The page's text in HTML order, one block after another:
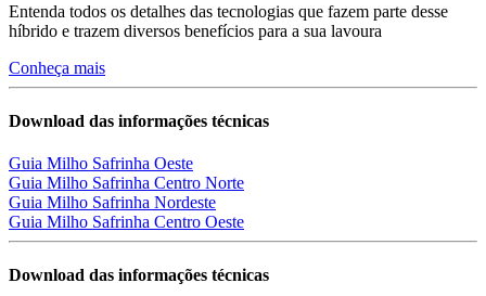
Entenda todos os detalhes das tecnologias que fazem parte desse
híbrido e trazem diversos benefícios para a sua lavoura
Conheça mais
Download das informações técnicas
Guia Milho Safrinha Oeste
Guia Milho Safrinha Centro Norte
Guia Milho Safrinha Nordeste
Guia Milho Safrinha Centro Oeste
Download das informações técnicas